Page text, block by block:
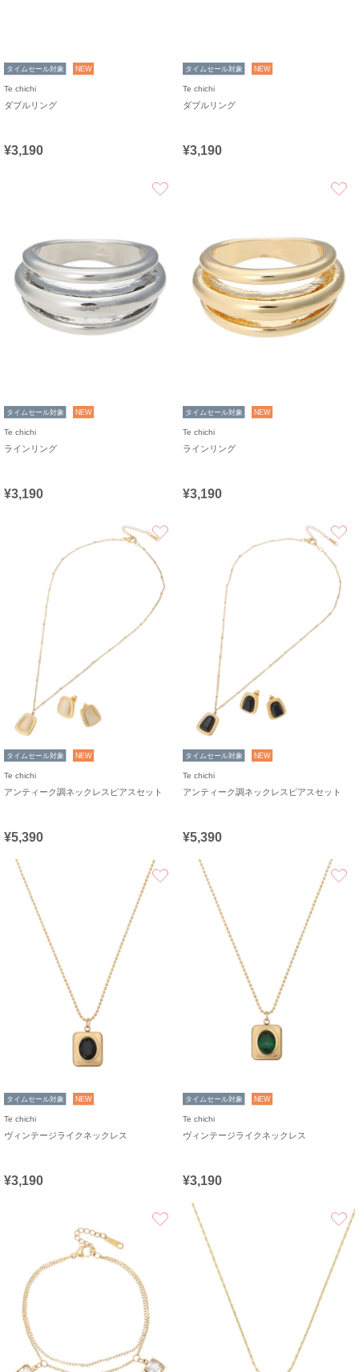
タイムセール対象 NEW
Te chichi
ダブルリング
¥3,190
タイムセール対象 NEW
Te chichi
ダブルリング
¥3,190
タイムセール対象 NEW
Te chichi
ラインリング
¥3,190
タイムセール対象 NEW
Te chichi
ラインリング
¥3,190
タイムセール対象 NEW
Te chichi
アンティーク調ネックレスピアスセット
¥5,390
タイムセール対象 NEW
Te chichi
アンティーク調ネックレスピアスセット
¥5,390
お気に入り
タイムセール対象 NEW
Te chichi
ヴィンテージライクネックレス
¥3,190
タイムセール対象 NEW
Te chichi
ヴィンテージライクネックレス
¥3,190
お気に入り